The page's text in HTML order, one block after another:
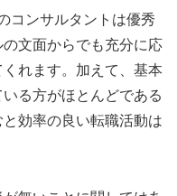
コンサルタントは優秀
文面からでも充分に応
れます。加えて、基本
る方がほとんどである
効率の良い転職活動は